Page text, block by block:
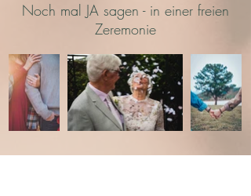
Noch mal JA sagen - in einer freien
Zeremonie